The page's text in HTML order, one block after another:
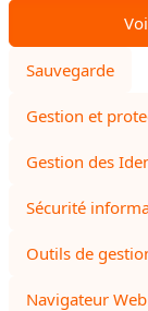
Sauvegarde
Gestion et
Gestion des
Sécurité
Outils de
Navigateur Web